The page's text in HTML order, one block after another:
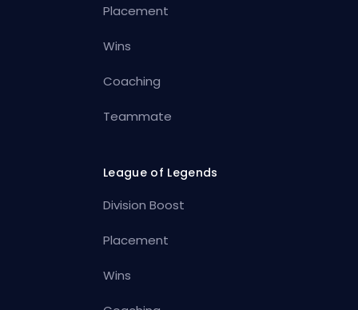
Placement
Wins
Coaching
Teammate
League of Legends
Division Boost
Placement
Wins